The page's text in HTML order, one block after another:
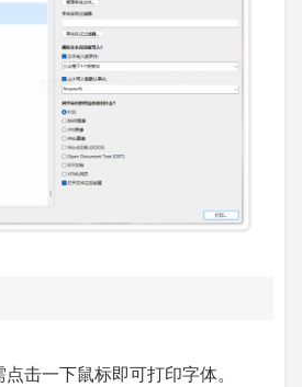
击一下鼠标即可打印字体。